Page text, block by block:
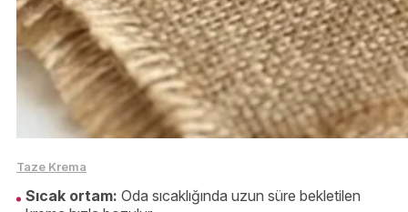
Taze Krema
Sıcak ortam: Oda sıcaklığında uzun süre bekletilen